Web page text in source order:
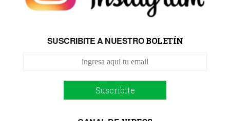
SUSCRIBITE A NUESTROBOLETÍN
Suscribite